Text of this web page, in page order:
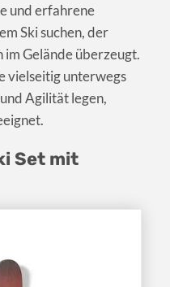
und erfahrene
Ski suchen, der
im Gelände überzeugt.
vielseitig unterwegs
Agilität legen,
Set mit